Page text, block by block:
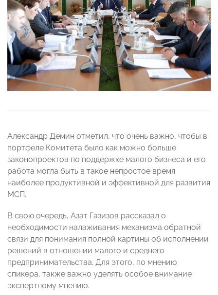
Александр Демин отметил, что очень важно, чтобы в
портфеле Комитета было как можно больше
законопроектов по поддержке малого бизнеса и его
работа могла быть в такое непростое время
наиболее продуктивной и эффективной для развития
МСП.
В свою очередь, Азат Газизов рассказал о
необходимости налаживания механизма обратной
связи для понимания полной картины об исполнении
решений в отношении малого и среднего
предпринимательства. Для этого, по мнению
спикера, также важно уделять особое внимание
экспертному мнению.